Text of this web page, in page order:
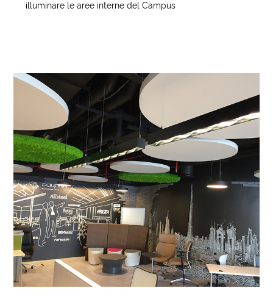
illuminare le aree interne del Campus